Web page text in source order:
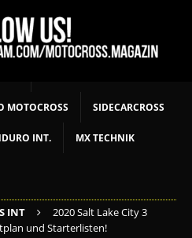
MX NEWS MX YOUTH
MX MASTERS MOTOCROSS INT
MOTOCROSS SIDECARCROSS
INT. MX TECHNIK
INT
2020 Salt Lake City 3
und Starterlisten!